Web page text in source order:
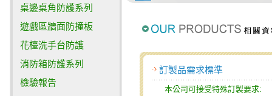
桌邊桌角防護系列
遊戲區牆面防撞板
花檯洗手台防護
消防箱防護系列
檢驗報告
訂製品需求標準
本公司可接受特殊訂製要求: